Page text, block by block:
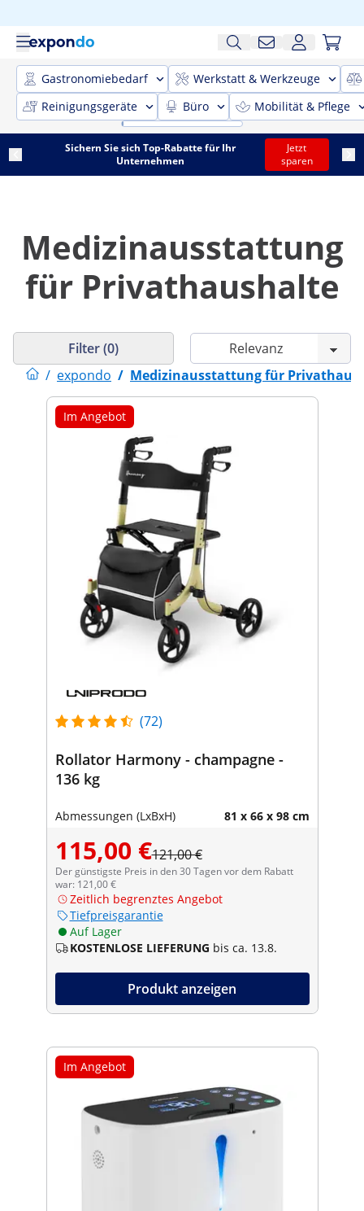
Gastronomiebedarf
Werkstatt & Werkzeuge
Reinigungsgeräte
Büro Mobilität & Pflege
Sichern Sie sich Top-Rabatte für Ihr
Unternehmen
Jetzt
sparen
Medizinausstattung
für Privathaushalte
/ expondo / Medizinausstattung für
Filter (0)
Im Angebot
(72)
Rollator Harmony - champagne -
136 kg
Abmessungen (LxBxH) 81 x 66 x 98 cm
115,00 €121,00 €
Der günstigste Preis in den 30 Tagen vor dem Rabatt
war: 121,00 €
Zeitlich begrenztes Angebot
Tiefpreisgarantie
Auf Lager
KOSTENLOSE LIEFERUNG bis ca. 13.8.
Produkt anzeigen
Im Angebot